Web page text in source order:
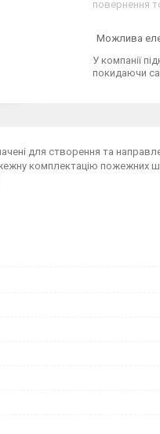
повернення
У компанії
покидаючи
для створення та
комплектацію пожежних